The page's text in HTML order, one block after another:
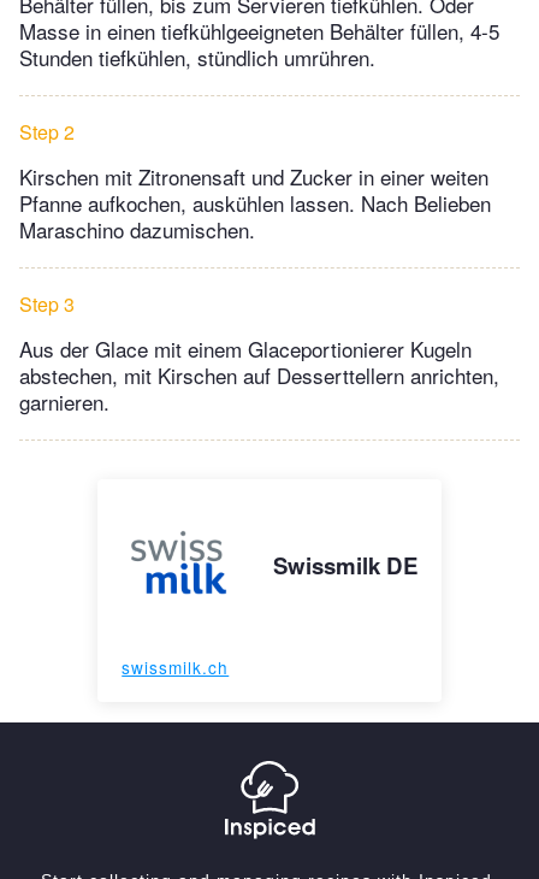
Masse in einen tiefkühlgeeigneten Behälter füllen, 4-5
Stunden tiefkühlen, stündlich umrühren.
Step 2
Kirschen mit Zitronensaft und Zucker in einer weiten
Pfanne aufkochen, auskühlen lassen. Nach Belieben
Maraschino dazumischen.
Step 3
Aus der Glace mit einem Glaceportionierer Kugeln
abstechen, mit Kirschen auf Desserttellern anrichten,
garnieren.
Swissmilk DE
swissmilk.ch